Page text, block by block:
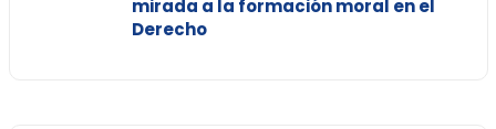
mirada a la formación moral en el
Derecho